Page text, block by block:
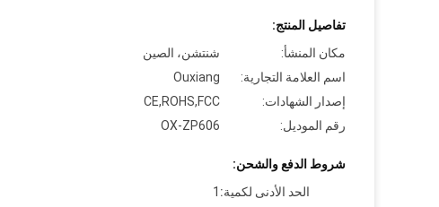
تفاصيل المنتج:
مكان المنشأ:
شنتشن، الصين
اسم العلامة التجارية:
Ouxiang
إصدار الشهادات:
CE,ROHS,FCC
رقم الموديل:
OX-ZP606
شروط الدفع والشحن:
الحد الأدنى لكمية: 1